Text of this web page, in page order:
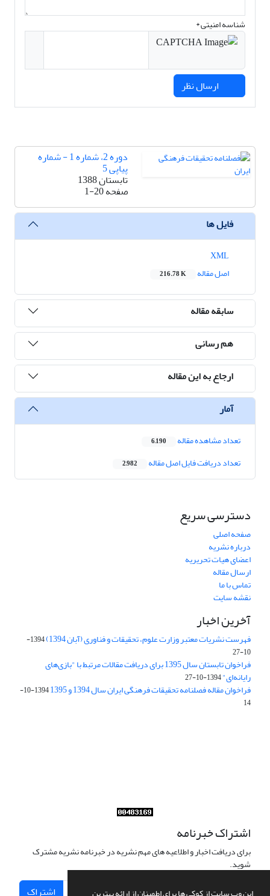
شناسه امنیتی *
دوره 2، شماره 1 - شماره
پیاپی 5
تابستان 1388
صفحه1-20
فایل ها
اصل مقاله
216.78 K
سابقه مقاله
هم رسانی
ارجاع به این مقاله
آمار
تعداد مشاهده مقاله 6,190
تعداد دریافت فایل اصل مقاله 2,982
دسترسی سریع
صفحه اصلی
درباره نشریه
اعضای هیات تحریریه
ارسال مقاله
تماس با ما
نقشه سایت
آخرین اخبار
فهرست نشریات معتبر وزارت علوم، تحقیقات و فناوری (آبان 1394)
1394-
10-27
فراخوان تابستان سال 1395 برای دریافت مقالات مرتبط با "بازی‌های
رایانه‌ای"1394-10-27
فراخوان مقاله فصلنامه تحقیقات فرهنگی ایران سال 1394 و 1395
1394-10-
14
اشتراک خبرنامه
برای دریافت اخبار و اطلاعیه های مهم نشریه در خبرنامه نشریه مشترک
شوید.
اشتراک